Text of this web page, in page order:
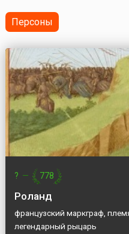
гармонировала с
Персоны
? — 778
Роланд
французский маркграф,
легендарный рыцарь